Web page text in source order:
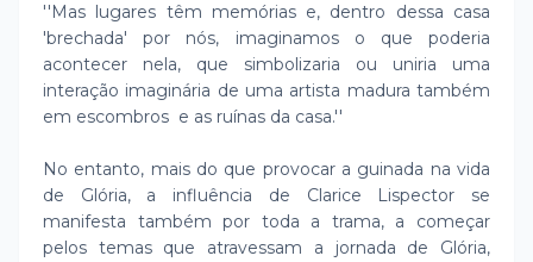
''Mas lugares têm memórias e, dentro dessa casa
'brechada' por nós, imaginamos o que poderia
acontecer nela, que simbolizaria ou uniria uma
interação imaginária de uma artista madura também
em escombros e as ruínas da casa.''
No entanto, mais do que provocar a guinada na vida
de Glória, a influência de Clarice Lispector se
manifesta também por toda a trama, a começar
pelos temas que atravessam a jornada de Glória,